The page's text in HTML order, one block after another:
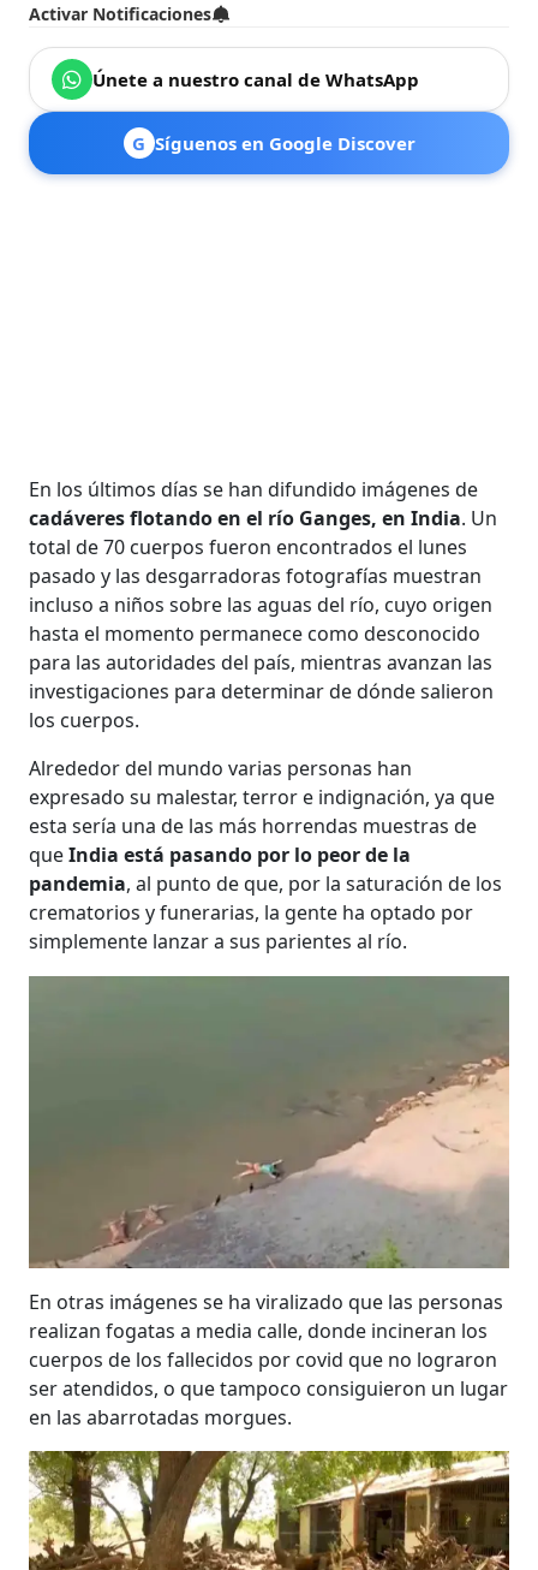
Activar Notificaciones
Únete a nuestro canal de WhatsApp
G Síguenos en Google Discover
En los últimos días se han difundido imágenes de
cadáveres flotando en el río Ganges, en India. Un
total de 70 cuerpos fueron encontrados el lunes
pasado y las desgarradoras fotografías muestran
incluso a niños sobre las aguas del río, cuyo origen
hasta el momento permanece como desconocido
para las autoridades del país, mientras avanzan las
investigaciones para determinar de dónde salieron
los cuerpos.
Alrededor del mundo varias personas han
expresado su malestar, terror e indignación, ya que
esta sería una de las más horrendas muestras de
queIndia está pasando por lo peor de la
pandemia, al punto de que, por la saturación de los
crematorios y funerarias, la gente ha optado por
simplemente lanzar a sus parientes al río.
En otras imágenes se ha viralizado que las personas
realizan fogatas a media calle, donde incineran los
cuerpos de los fallecidos por covid que no lograron
ser atendidos, o que tampoco consiguieron un lugar
en las abarrotadas morgues.